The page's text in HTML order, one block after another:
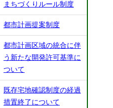
まちづくりルール制度
都市計画提案制度
都市計画区域の統合に伴
う新たな開発許可基準に
ついて
既存宅地確認制度の経過
措置終了について